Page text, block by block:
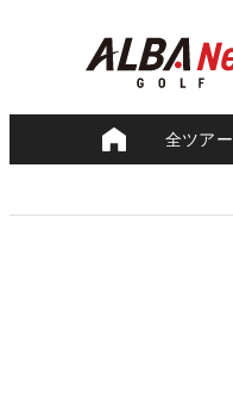
全ツアー